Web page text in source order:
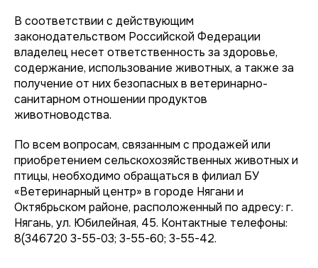
В соответствии с действующим
законодательством Российской Федерации
владелец несет ответственность за здоровье,
содержание, использование животных, а также за
получение от них безопасных в ветеринарно-
санитарном отношении продуктов
животноводства.
По всем вопросам, связанным с продажей или
приобретением сельскохозяйственных животных и
птицы, необходимо обращаться в филиал БУ
«Ветеринарный центр» в городе Нягани и
Октябрьском районе, расположенный по адресу: г.
Нягань, ул. Юбилейная, 45. Контактные телефоны:
8(346720 3-55-03; 3-55-60; 3-55-42.